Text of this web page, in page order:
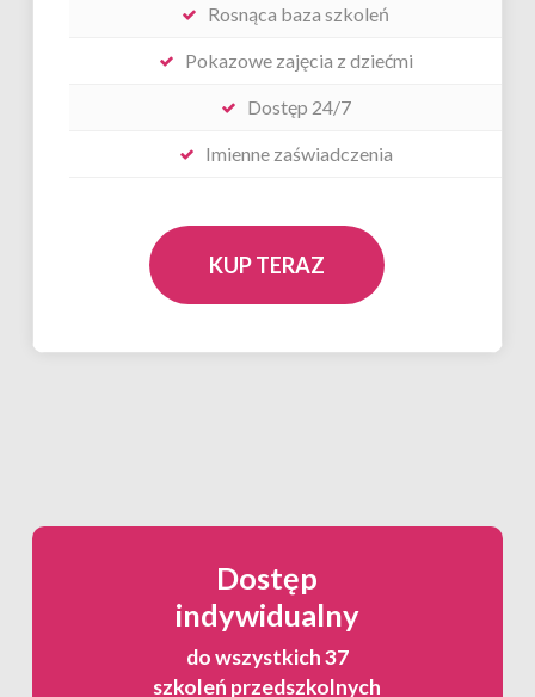
Rosnąca baza szkoleń
Pokazowe zajęcia z dziećmi
Dostęp 24/7
Imienne zaświadczenia
KUP TERAZ
Dostęp
indywidualny
do wszystkich 37
szkoleń przedszkolnych